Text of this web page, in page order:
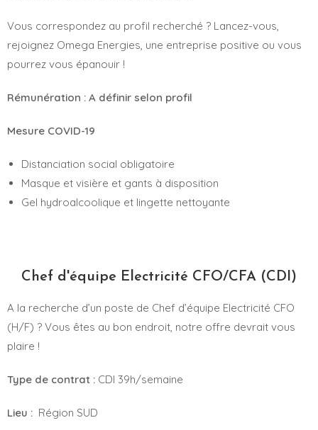
Vous correspondez au profil recherché ? Lancez-vous,
rejoignez Omega Energies, une entreprise positive ou vous
pourrez vous épanouir !
Rémunération : A définir selon profil
Mesure COVID-19
Distanciation social obligatoire
Masque et visière et gants à disposition
Gel hydroalcoolique et lingette nettoyante
Chef d'équipe Electricité CFO/CFA (CDI)
A la recherche d’un poste de Chef d’équipe Electricité CFO
(H/F) ? Vous êtes au bon endroit, notre offre devrait vous
plaire !
Type de contrat : CDI 39h/semaine
Lieu : Région SUD